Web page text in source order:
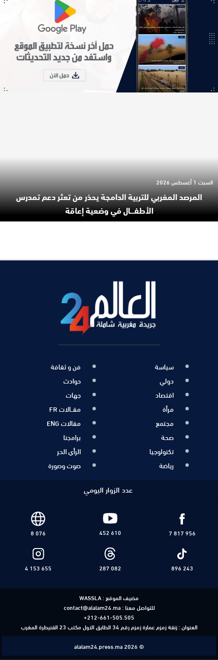
المرصد المغربي للتربية الدامجة يحذر من تعثر دعم تمدرس
الأطفـ.ـال في وضعية إعاقة
السبت 1 أغسطس 2026
سياسة
دولي
اقتصاد
مرأة
مجتمع
صحة
تكنولوجيا
رياضة
فن و ثقافة
حوادث
جهات
مقــالات FR
مقالات ENG
برامجنا
الرأي الحر
صوت وصورة
عدد الزوار اليومي
7 817 956
452 610
8 076
896 243
287 082
4 153 655
مضيف الموقع :WASSLA
للتواصل معنا :contact@alalam24.ma
+212-661-505.505
العنوان : زنقة زمزم عمارة زمزم رقم 34 الطابق الاول مكتب 23 القنيطرة المغرب
alalam24.press.ma 2026 ©